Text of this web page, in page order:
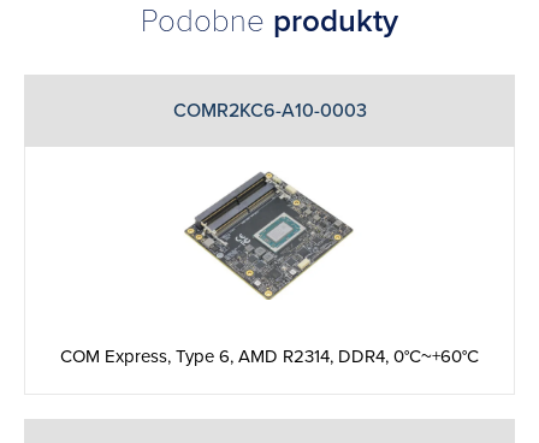
Podobne produkty
COMR2KC6-A10-0003
COM Express, Type 6, AMD R2314, DDR4, 0°C~+60°C